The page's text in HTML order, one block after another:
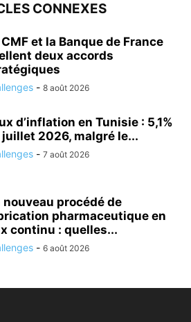
CONNEXES
CMF et la Banque de France
deux accords
- 8 août 2026
d’inflation en Tunisie : 5,1%
juillet 2026, malgré le...
- 7 août 2026
nouveau procédé de
pharmaceutique en
continu : quelles...
- 6 août 2026